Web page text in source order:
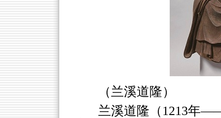
（兰溪道隆）
兰溪道隆（1213年